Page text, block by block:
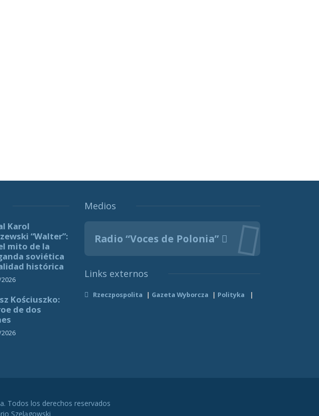
Karol
“Walter”:
mito de la
soviética
histórica
Kościuszko:
de dos
Medios
Radio “Voces de Polonia”
Links externos
Rzeczpospolita Gazeta Wyborcza Polityka
Todos los derechos reservados
Szelągowski